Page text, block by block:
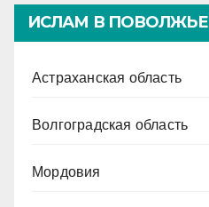
ИСЛАМ В ПОВОЛЖЬЕ
Астраханская область
Волгоградская область
Мордовия